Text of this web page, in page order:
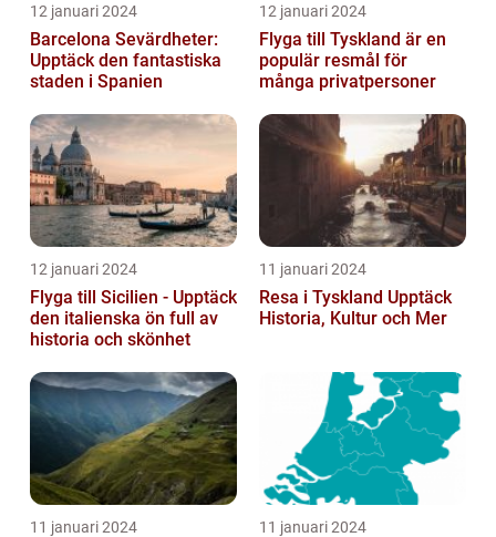
12 januari 2024
Barcelona Sevärdheter:
Upptäck den fantastiska
staden i Spanien
12 januari 2024
Flyga till Tyskland är en
populär resmål för
många privatpersoner
12 januari 2024
Flyga till Sicilien - Upptäck
den italienska ön full av
historia och skönhet
11 januari 2024
Resa i Tyskland Upptäck
Historia, Kultur och Mer
11 januari 2024 11 januari 2024